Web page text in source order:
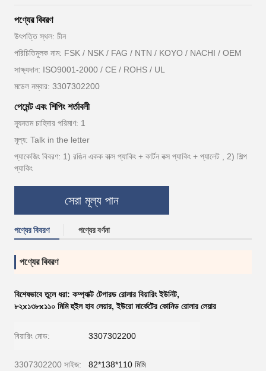
পণ্যের বিবরণ
উৎপত্তি স্থল: চীন
পরিচিতিমুলক নাম: FSK / NSK / FAG / NTN / KOYO / NACHI / OEM
সাক্ষ্যদান: ISO9001-2000 / CE / ROHS / UL
মডেল নম্বার: 3307302200
পেমেন্ট এবং শিপিং শর্তাবলী
ন্যূনতম চাহিদার পরিমাণ: 1
মূল্য: Talk in the letter
প্যাকেজিং বিবরণ: 1) রঙিন একক বাক্স প্যাকিং + কার্টন বক্স প্যাকিং + প্যালেট , 2) শিল্প
প্যাকিং
সেরা মূল্য পান
পণ্যের বিবরণ পণ্যের বর্ণনা
পণ্যের বিবরণ
বিশেষভাবে তুলে ধরা: কম্প্যাক্ট টেপারড রোলার বিয়ারিং ইউনিট,
৮২x১৩৮x১১০ মিমি হুইল হাব লেয়ার,ইউরো মার্কেটের কোনিড রোলার লেয়ার
বিয়ারিং মোড: 3307302200
3307302200 সাইজ: 82*138*110 মিমি